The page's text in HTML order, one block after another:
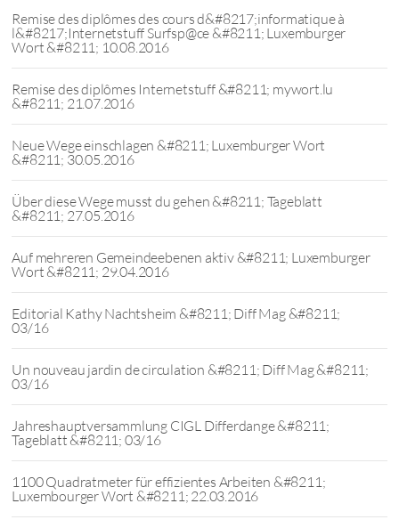
Remise des diplômes des cours d&#8217;informatique à
l&#8217;Internetstuff Surfsp@ce &#8211; Luxemburger
Wort &#8211; 10.08.2016
Remise des diplômes Internetstuff &#8211; mywort.lu
&#8211; 21.07.2016
Neue Wege einschlagen &#8211; Luxemburger Wort
&#8211; 30.05.2016
Über diese Wege musst du gehen &#8211; Tageblatt
&#8211; 27.05.2016
Auf mehreren Gemeindeebenen aktiv &#8211; Luxemburger
Wort &#8211; 29.04.2016
Editorial Kathy Nachtsheim &#8211; Diff Mag &#8211;
03/16
Un nouveau jardin de circulation &#8211; Diff Mag &#8211;
03/16
Jahreshauptversammlung CIGL Differdange &#8211;
Tageblatt &#8211; 03/16
1100 Quadratmeter für effizientes Arbeiten &#8211;
Luxembourger Wort &#8211; 22.03.2016